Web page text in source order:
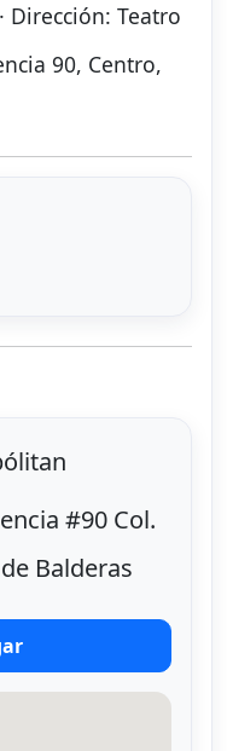
Dirección: Teatro
90, Centro,
#90 Col.
Balderas